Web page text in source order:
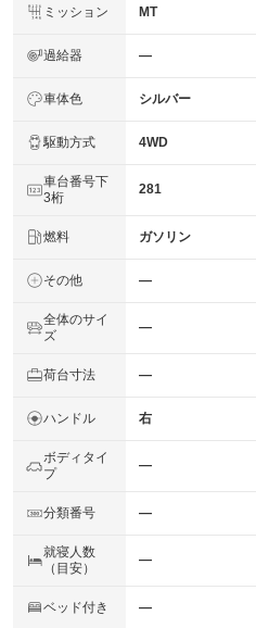
ミッション MT
過給器 ―
車体色 シルバー
駆動方式 4WD
車台番号下
3桁
281
燃料 ガソリン
その他 ―
全体のサイ
ズ
―
荷台寸法 ―
ハンドル 右
ボディタイ
プ
―
分類番号 ―
就寝人数
（目安）
―
ベッド付き ―